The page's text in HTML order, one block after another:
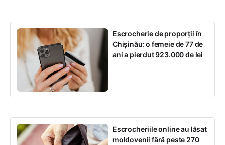
Escrocherie de proporții în
Chișinău: o femeie de 77 de
ani a pierdut 923.000 de lei
Escrocheriile online au lăsat
moldovenii fără peste 270